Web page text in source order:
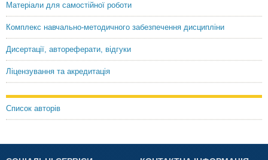
Матеріали для самостійної роботи
Комплекс навчально-методичного забезпечення дисципліни
Дисертації, автореферати, відгуки
Ліцензування та акредитація
Список авторів